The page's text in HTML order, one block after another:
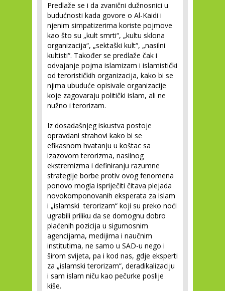
Predlaže se i da zvanični dužnosnici u
budućnosti kada govore o Al-Kaidi i
njenim simpatizerima koriste pojmove
kao što su „kult smrti“, „kultu sklona
organizacija“, „sektaški kult“, „nasilni
kultisti“. Također se predlaže čak i
odvajanje pojma islamizam i islamistički
od terorističkih organizacija, kako bi se
njima ubuduće opisivale organizacije
koje zagovaraju politički islam, ali ne
nužno i terorizam.
Iz dosadašnjeg iskustva postoje
opravdani strahovi kako bi se
efikasnom hvatanju u koštac sa
izazovom terorizma, nasilnog
ekstremizma i definiranju razumne
strategije borbe protiv ovog fenomena
ponovo mogla ispriječiti čitava plejada
novokomponovanih eksperata za islam
i „islamski terorizam“ koji su preko noći
ugrabili priliku da se domognu dobro
plaćenih pozicija u sigurnosnim
agencijama, medijima i naučnim
institutima, ne samo u SAD-u nego i
širom svijeta, pa i kod nas, gdje eksperti
za „islamski terorizam“, deradikalizaciju
i sam islam niču kao pečurke poslije
kiše.